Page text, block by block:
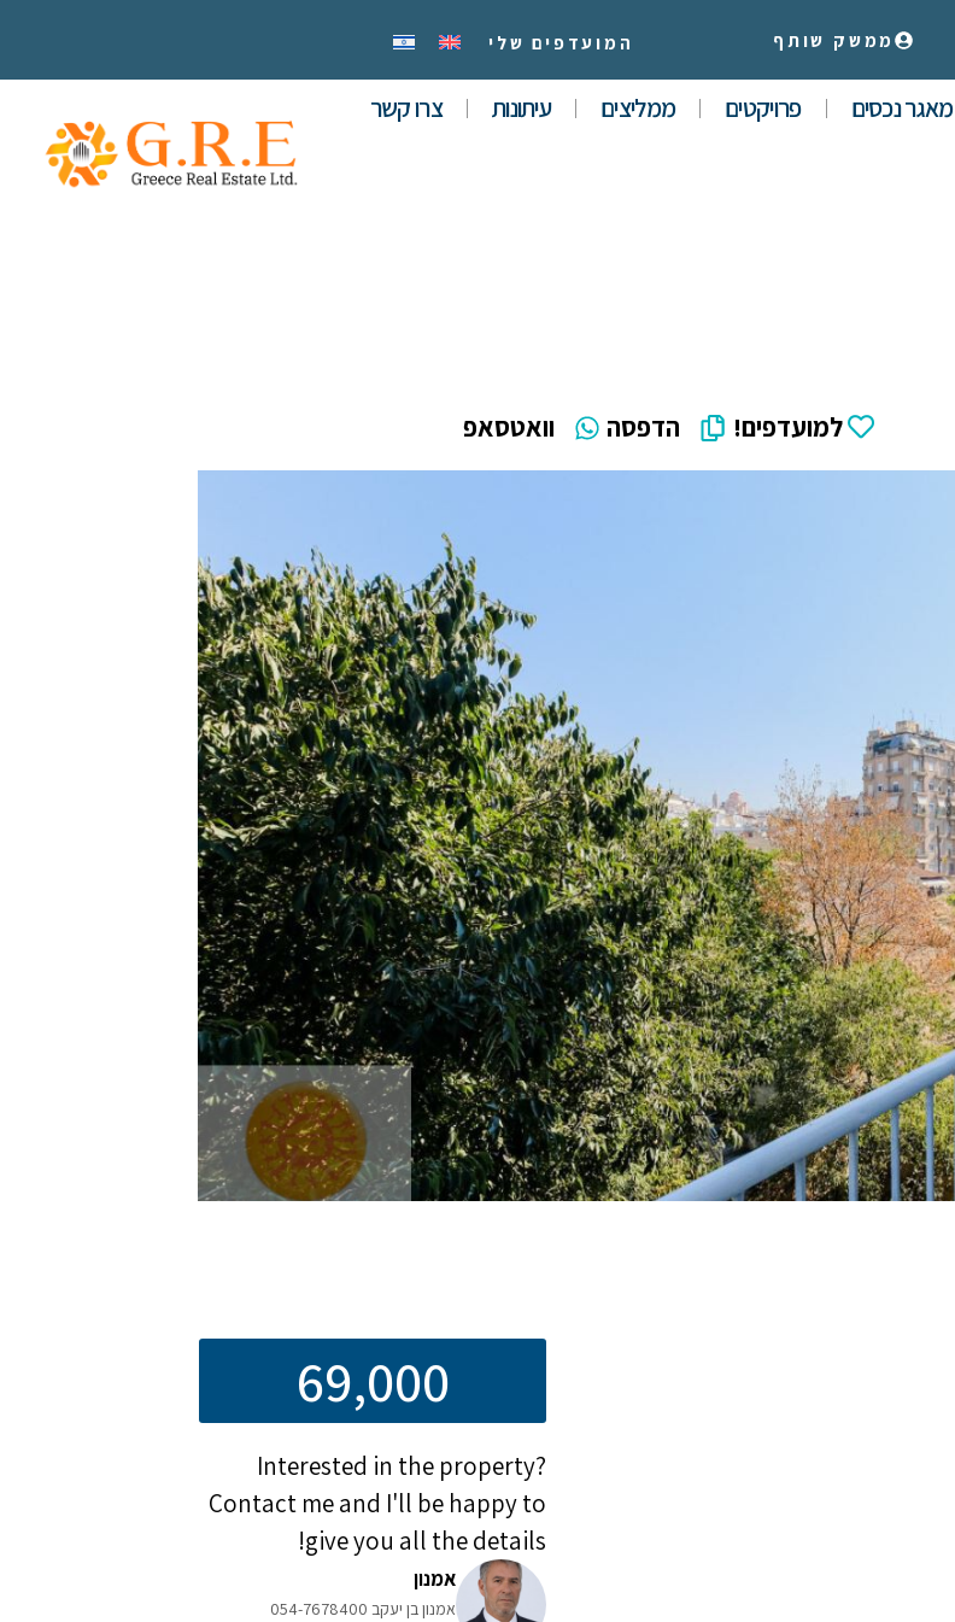
ממשק שותף המועדפים שלי
מאגר נכסים פרויקטים ממליצים עיתונות צרו קשר
למועדפים! הדפסה וואטסאפ
69,000
Interested in the property?
Contact me and I'll be happy to
give you all the details!
אמנון
אמנון בן יעקב 054-7678400